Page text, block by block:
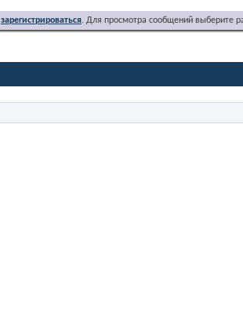
зарегистрироваться. Для просмотра сообщений выберите